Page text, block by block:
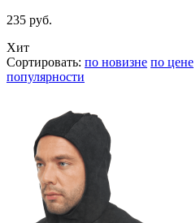
235 руб.
Хит
Сортировать: по новизне по цене
популярности